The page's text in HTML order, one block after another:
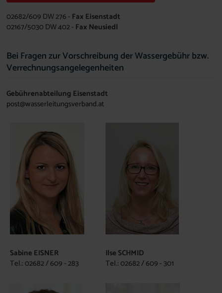
02682/609 DW 276 - Fax Eisenstadt
02167/5030 DW 402 - Fax Neusiedl
Bei Fragen zur Vorschreibung der Wassergebühr bzw.
Verrechnungsangelegenheiten
Gebührenabteilung Eisenstadt
post@wasserleitungsverband.at
Sabine EISNER
Tel.: 02682 / 609 - 283
Ilse SCHMID
Tel.: 02682 / 609 - 301